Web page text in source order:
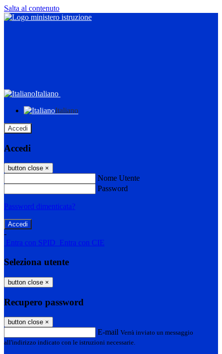
Salta al contenuto
Italiano
Italiano
Accedi
Accedi
button close ×
Nome Utente
Password
Password dimenticata?
-
Entra con SPID Entra con CIE
Seleziona utente
button close ×
Recupero password
button close ×
E-mail Verrà inviato un messaggio
all'indirizzo indicato con le istruzioni necessarie.